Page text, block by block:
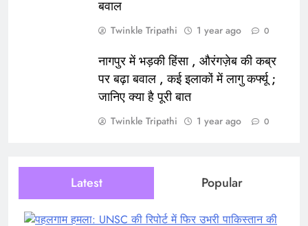
बवाल
Twinkle Tripathi 1 year ago 0
नागपुर में भड़की हिंसा , औरंगज़ेब की कब्र
पर बढ़ा बवाल , कई इलाकों में लागु कर्फ्यू ;
जानिए क्या है पूरी बात
Twinkle Tripathi 1 year ago 0
Latest Popular